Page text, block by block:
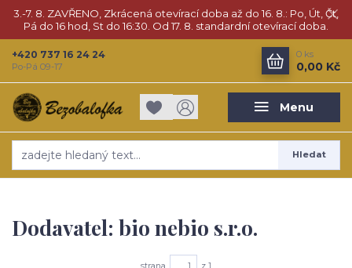
3.-7. 8. ZAVŘENO, Zkrácená otevírací doba až do 16. 8.: Po, Út, Čt,
Pá do 16 hod, St do 16:30. Od 17. 8. standardní otevírací doba.
Menu
Hledat
+420 737 16 24 24
Po-Pá 09-17
0 ks
0,00 Kč
Dodavatel: bio nebio s.r.o.
strana z 1